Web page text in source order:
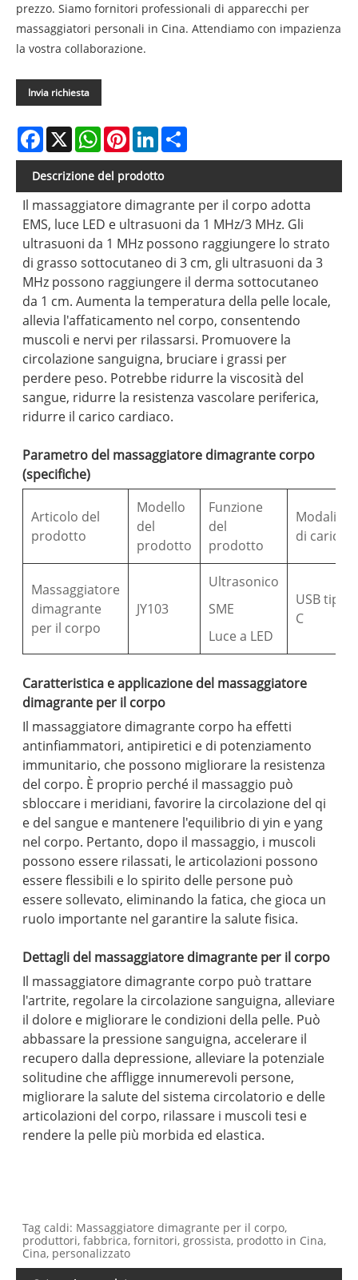
prezzo. Siamo fornitori professionali di apparecchi per
massaggiatori personali in Cina. Attendiamo con impazienza
la vostra collaborazione.
Invia richiesta
Facebook
X WhatsAppPinterestLinkedIn
Descrizione del prodotto
Il massaggiatore dimagrante per il corpo adotta
EMS, luce LED e ultrasuoni da 1 MHz/3 MHz. Gli
ultrasuoni da 1 MHz possono raggiungere lo strato
di grasso sottocutaneo di 3 cm, gli ultrasuoni da 3
MHz possono raggiungere il derma sottocutaneo
da 1 cm. Aumenta la temperatura della pelle locale,
allevia l'affaticamento nel corpo, consentendo
muscoli e nervi per rilassarsi. Promuovere la
circolazione sanguigna, bruciare i grassi per
perdere peso. Potrebbe ridurre la viscosità del
sangue, ridurre la resistenza vascolare periferica,
ridurre il carico cardiaco.
Parametro del massaggiatore dimagrante corpo
(specifiche)
Articolo del
prodotto
Modello
del
prodotto
Funzione
del
prodotto
Modalità
di carica
Massaggiatore
dimagrante
per il corpo
JY103
Ultrasonico
SME
Luce a LED
USB tipo
C
Caratteristica e applicazione del massaggiatore
dimagrante per il corpo
Il massaggiatore dimagrante corpo ha effetti
antinfiammatori, antipiretici e di potenziamento
immunitario, che possono migliorare la resistenza
del corpo. È proprio perché il massaggio può
sbloccare i meridiani, favorire la circolazione del qi
e del sangue e mantenere l'equilibrio di yin e yang
nel corpo. Pertanto, dopo il massaggio, i muscoli
possono essere rilassati, le articolazioni possono
essere flessibili e lo spirito delle persone può
essere sollevato, eliminando la fatica, che gioca un
ruolo importante nel garantire la salute fisica.
Dettagli del massaggiatore dimagrante per il corpo
Il massaggiatore dimagrante corpo può trattare
l'artrite, regolare la circolazione sanguigna, alleviare
il dolore e migliorare le condizioni della pelle. Può
abbassare la pressione sanguigna, accelerare il
recupero dalla depressione, alleviare la potenziale
solitudine che affligge innumerevoli persone,
migliorare la salute del sistema circolatorio e delle
articolazioni del corpo, rilassare i muscoli tesi e
rendere la pelle più morbida ed elastica.
Tag caldi: Massaggiatore dimagrante per il corpo,
produttori, fabbrica, fornitori, grossista, prodotto in Cina,
Cina, personalizzato